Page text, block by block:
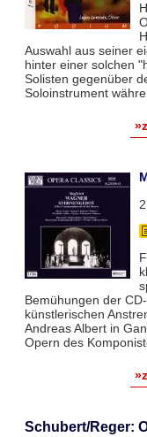
Auswahl aus seiner
hinter einer solchen
Solisten gegenüber
Soloinstrument
Bemühungen der
künstlerischen
Andreas Albert in
Opern des
Schubert/Reger: